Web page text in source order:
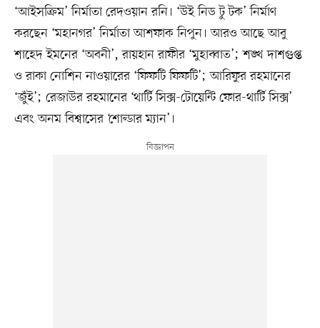
‘আইসক্রিম’ নির্মাতা রেদওয়ান রনি। ‘উই নিড টু টক’ নির্মাণ
করছেন ‘মহানগর’ নির্মাতা আশফাক নিপুন। আরও আছে আবু
শাহেদ ইমনের ‘অবনী’, রায়হান রাফীর ‘মুহাব্বাত’; শঙ্খ দাশগুপ্ত
ও রাকা নোশিন নাওয়ারের ‘ফিফটি ফিফটি’; আরিফুর রহমানের
‘জুঁই’; রেজাউর রহমানের ‘থার্টি সিক্স-টোয়েন্টি ফোর-থার্টি সিক্স’
এবং অনম বিশ্বাসের ‘শোল্ডার ম্যান’।